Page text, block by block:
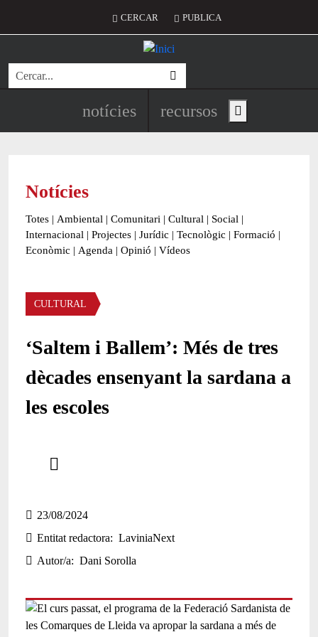
Menú del compte d'usuari
CERCAR PUBLICA
Cerca
Navegació principal de
notícies recursos Show main menu
Notícies
Totes | Ambiental | Comunitari | Cultural | Social |
Internacional | Projectes | Jurídic | Tecnològic | Formació |
Econòmic | Agenda | Opinió | Vídeos
Àmbit de la notícia
CULTURAL
‘Saltem i Ballem’: Més de tres
dècades ensenyant la sardana a
les escoles
23/08/2024
Entitat redactora
LaviniaNext
Autor/a
Dani Sorolla